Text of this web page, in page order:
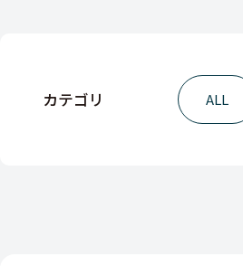
カテゴリ ALL